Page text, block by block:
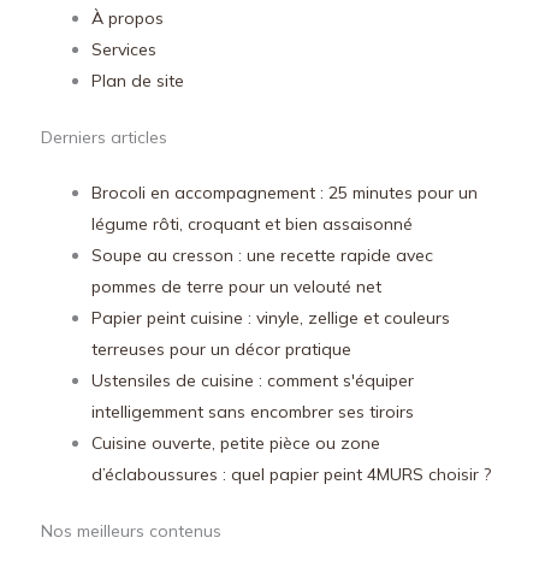
À propos
Services
Plan de site
Derniers articles
Brocoli en accompagnement : 25 minutes pour un
légume rôti, croquant et bien assaisonné
Soupe au cresson : une recette rapide avec
pommes de terre pour un velouté net
Papier peint cuisine : vinyle, zellige et couleurs
terreuses pour un décor pratique
Ustensiles de cuisine : comment s'équiper
intelligemment sans encombrer ses tiroirs
Cuisine ouverte, petite pièce ou zone
d’éclaboussures : quel papier peint 4MURS choisir ?
Nos meilleurs contenus